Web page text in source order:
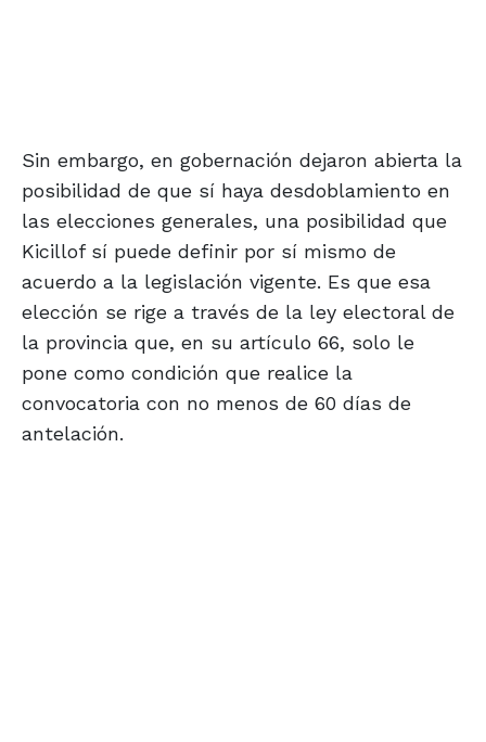
Sin embargo, en gobernación dejaron abierta la
posibilidad de que sí haya desdoblamiento en
las elecciones generales, una posibilidad que
Kicillof sí puede definir por sí mismo de
acuerdo a la legislación vigente. Es que esa
elección se rige a través de la ley electoral de
la provincia que, en su artículo 66, solo le
pone como condición que realice la
convocatoria con no menos de 60 días de
antelación.